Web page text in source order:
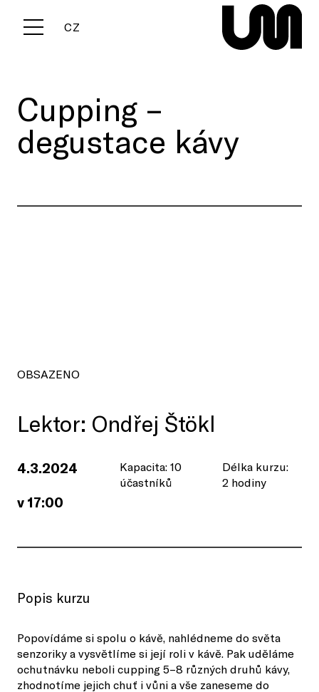
Menu CZ
Cupping –
degustace kávy
OBSAZENO
Lektor: Ondřej Štökl
4.3.2024
v 17:00
Kapacita: 10
účastníků
Délka kurzu:
2 hodiny
Popis kurzu
Popovídáme si spolu o kávě, nahlédneme do světa
senzoriky a vysvětlíme si její roli v kávě. Pak uděláme
ochutnávku neboli cupping 5–8 různých druhů kávy,
zhodnotíme jejich chuť i vůni a vše zaneseme do